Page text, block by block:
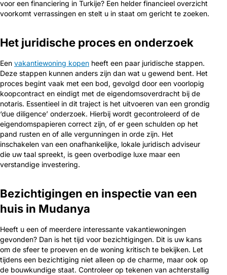
voor een financiering in Turkije? Een helder financieel overzicht
voorkomt verrassingen en stelt u in staat om gericht te zoeken.
Het juridische proces en onderzoek
Een vakantiewoning kopen heeft een paar juridische stappen.
Deze stappen kunnen anders zijn dan wat u gewend bent. Het
proces begint vaak met een bod, gevolgd door een voorlopig
koopcontract en eindigt met de eigendomsoverdracht bij de
notaris. Essentieel in dit traject is het uitvoeren van een grondig
‘due diligence’ onderzoek. Hierbij wordt gecontroleerd of de
eigendomspapieren correct zijn, of er geen schulden op het
pand rusten en of alle vergunningen in orde zijn. Het
inschakelen van een onafhankelijke, lokale juridisch adviseur
die uw taal spreekt, is geen overbodige luxe maar een
verstandige investering.
Bezichtigingen en inspectie van een
huis in Mudanya
Heeft u een of meerdere interessante vakantiewoningen
gevonden? Dan is het tijd voor bezichtigingen. Dit is uw kans
om de sfeer te proeven en de woning kritisch te bekijken. Let
tijdens een bezichtiging niet alleen op de charme, maar ook op
de bouwkundige staat. Controleer op tekenen van achterstallig